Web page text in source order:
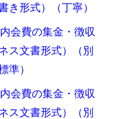
き形式）（丁寧）
会費の集金・徴収
ス文書形式）（別
準）
会費の集金・徴収
ス文書形式）（別